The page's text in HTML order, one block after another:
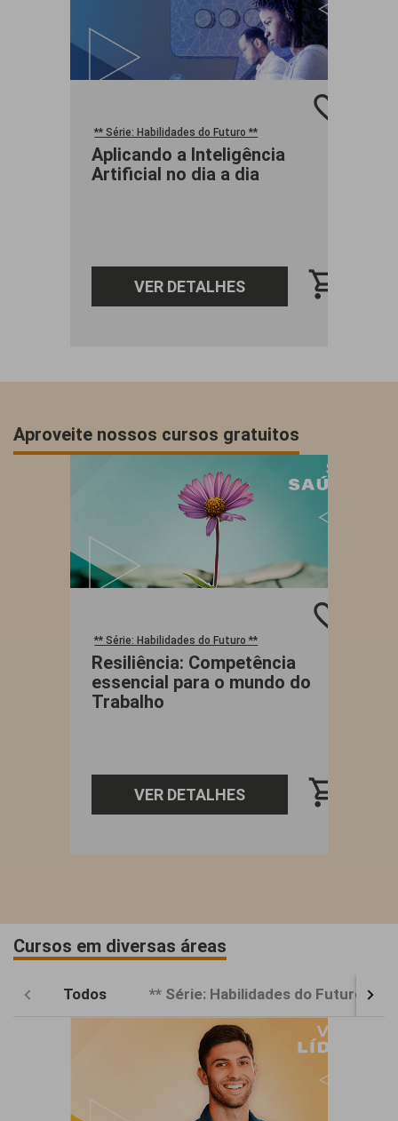
** Série: Habilidades do Futuro **
Aplicando a Inteligência
Artificial no dia a dia
VER DETALHES shopping_cart
favorite_border
Aproveite nossos cursos gratuitos
** Série: Habilidades do Futuro **
Resiliência: Competência
essencial para o mundo do
Trabalho
VER DETALHES shopping_cart
favorite_border
Cursos em diversas áreas
Todos ** Série: Habilidades do Futuro **